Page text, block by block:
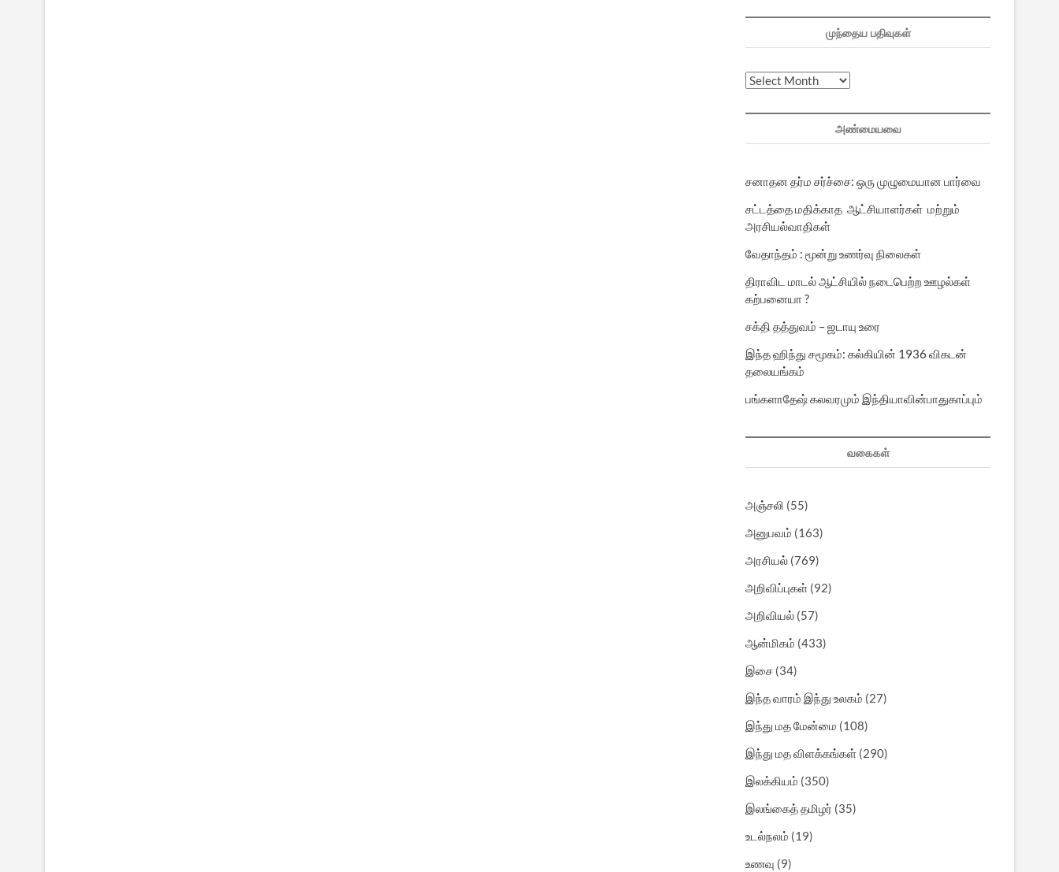
முந்தைய பதிவுகள்
முந்தைய
அண்மையவை
சனாதன தர்ம சர்ச்சை: ஒரு முழுமையான பார்வை
சட்டத்தை மதிக்காத ஆட்சியாளர்கள் மற்றும்
அரசியல்வாதிகள்
வேதாந்தம் : மூன்று உணர்வு நிலைகள்
திராவிட மாடல் ஆட்சியில் நடைபெற்ற ஊழல்கள்
கற்பனையா ?
சக்தி தத்துவம் – ஜடாயு உரை
இந்த ஹிந்து சமூகம்: கல்கியின் 1936 விகடன்
தலையங்கம்
பங்களாதேஷ் கலவரமும் இந்தியாவின்பாதுகாப்பும்
வகைகள்
அஞ்சலி (55)
அனுபவம் (163)
அரசியல் (769)
அறிவிப்புகள் (92)
அறிவியல் (57)
ஆன்மிகம் (433)
இசை (34)
இந்த வாரம் இந்து உலகம் (27)
இந்து மத மேன்மை (108)
இந்து மத விளக்கங்கள் (290)
இலக்கியம் (350)
இலங்கைத் தமிழர் (35)
உடல்நலம் (19)
உணவு (9)